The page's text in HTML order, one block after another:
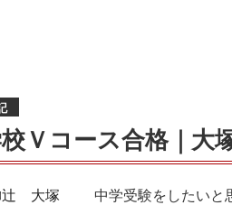
Ｖコース合格｜大
中学受験をしたいと